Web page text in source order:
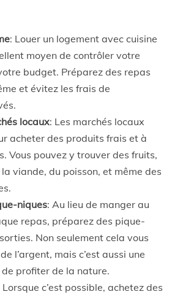
: Louer un logement avec cuisine
moyen de contrôler votre
budget. Préparez des repas
et évitez les frais de
locaux: Les marchés locaux
acheter des produits frais et à
Vous pouvez y trouver des fruits,
viande, du poisson, et même des
niques: Au lieu de manger au
repas, préparez des pique-
Non seulement cela vous
l’argent, mais c’est aussi une
profiter de la nature.
Lorsque c’est possible, achetez des